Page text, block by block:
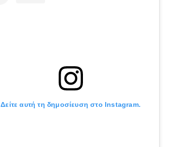
Δείτε αυτή τη δημοσίευση στο Instagram.